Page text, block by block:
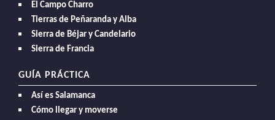
El Campo Charro
Tierras de Peñaranda y Alba
Sierra de Béjar y Candelario
Sierra de Francia
GUÍA PRÁCTICA
Así es Salamanca
Cómo llegar y moverse